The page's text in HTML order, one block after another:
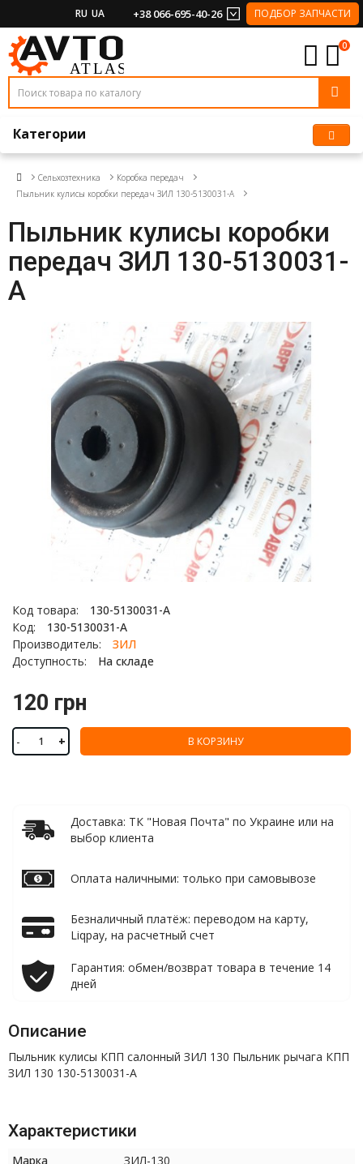
RU UA +38 066-695-40-26 ПОДБОР ЗАПЧАСТИ
0
Категории
Сельхозтехника
Коробка передач
Пыльник кулисы коробки передач ЗИЛ 130-5130031-А
Пыльник кулисы коробки
передач ЗИЛ 130-5130031-
А
Код товара:
130-5130031-А
Код:
130-5130031-А
Производитель:
ЗИЛ
Доступность:
На складе
120 грн
- + В КОРЗИНУ
Доставка: ТК "Новая Почта" по Украине или на
выбор клиента
Оплата наличными: только при самовывозе
Безналичный платёж: переводом на карту,
Liqpay, на расчетный счет
Гарантия: обмен/возврат товара в течение 14
дней
Описание
Пыльник кулисы КПП салонный ЗИЛ 130 Пыльник рычага КПП
ЗИЛ 130 130-5130031-А
Характеристики
Марка
ЗИЛ-130